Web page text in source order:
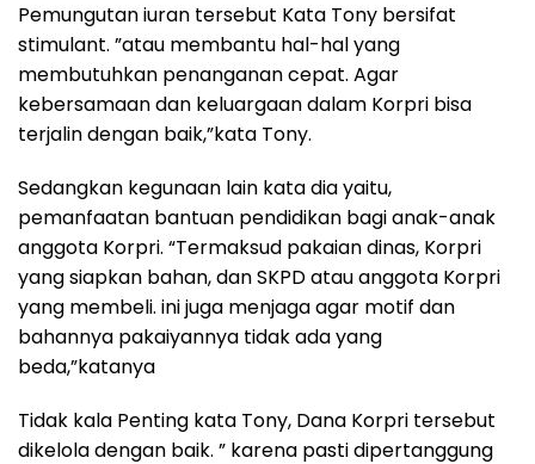
Pemungutan iuran tersebut Kata Tony bersifat
stimulant. ”atau membantu hal-hal yang
membutuhkan penanganan cepat. Agar
kebersamaan dan keluargaan dalam Korpri bisa
terjalin dengan baik,”kata Tony.
Sedangkan kegunaan lain kata dia yaitu,
pemanfaatan bantuan pendidikan bagi anak-anak
anggota Korpri. “Termaksud pakaian dinas, Korpri
yang siapkan bahan, dan SKPD atau anggota Korpri
yang membeli. ini juga menjaga agar motif dan
bahannya pakaiyannya tidak ada yang
beda,”katanya
Tidak kala Penting kata Tony, Dana Korpri tersebut
dikelola dengan baik. ” karena pasti dipertanggung